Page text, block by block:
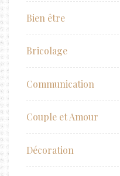
Bien être
Bricolage
Communication
Couple et Amour
Décoration